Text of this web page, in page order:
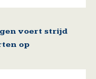
voert strijd
op